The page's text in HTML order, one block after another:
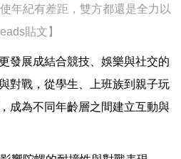
年紀有差距，雙方都還是全力以
貼文】
發展成結合競技、娛樂與社交的
對戰，從學生、上班族到親子玩
成為不同年齡層之間建立互動與